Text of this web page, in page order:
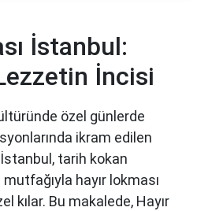
İstanbul:
İncisi
özel günlerde
ikram edilen
tarih kokan
hayır lokması
kılar. Bu makalede, Hayır